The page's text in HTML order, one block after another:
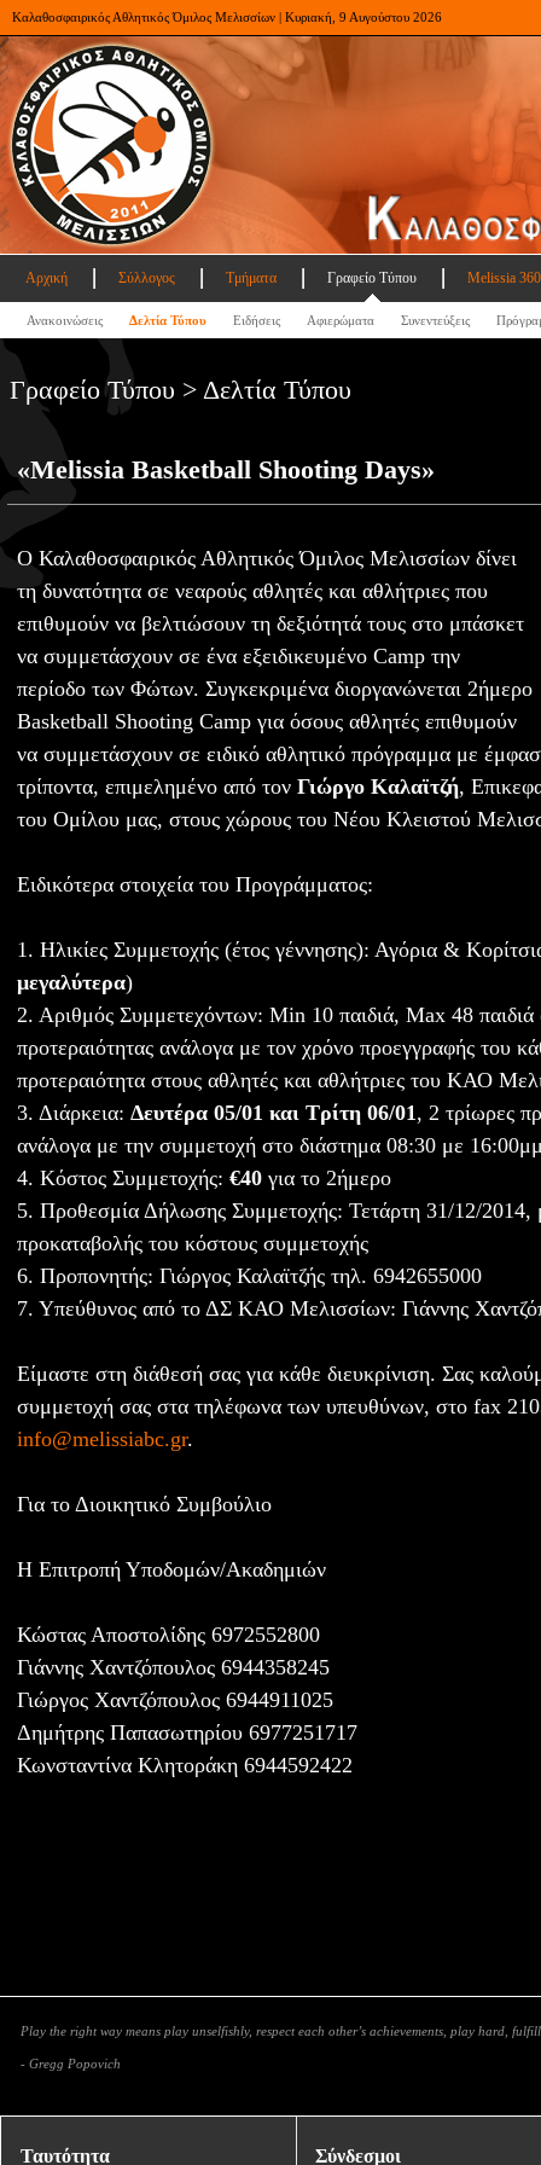
Καλαθοσφαιρικός Αθλητικός Όμιλος Μελισσίων | Κυριακή, 9 Αυγούστου 2026
Αρχική Σύλλογος Τμήματα Γραφείο Τύπου Melissia
Ανακοινώσεις Δελτία Τύπου Ειδήσεις Αφιερώματα Συνεντεύξεις
Γραφείο Τύπου > Δελτία Τύπου
«Melissia Basketball Shooting Days»
Ο Καλαθοσφαιρικός Αθλητικός Όμιλος Μελισσίων δίνει
τη δυνατότητα σε νεαρούς αθλητές και αθλήτριες που
επιθυμούν να βελτιώσουν τη δεξιότητά τους στο μπάσκετ
να συμμετάσχουν σε ένα εξειδικευμένο Camp την
περίοδο των Φώτων. Συγκεκριμένα διοργανώνεται 2ήμερο
Basketball Shooting Camp για όσους αθλητές επιθυμούν
να συμμετάσχουν σε ειδικό αθλητικό πρόγραμμα με
τρίποντα, επιμελημένο από τον Γιώργο Καλαϊτζή,
του Ομίλου μας, στους χώρους του Νέου Κλειστού
Ειδικότερα στοιχεία του Προγράμματος:
1. Ηλικίες Συμμετοχής (έτος γέννησης): Αγόρια &
μεγαλύτερα)
2. Αριθμός Συμμετεχόντων: Min 10 παιδιά, Max 48 παιδιά
προτεραιότητας ανάλογα με τον χρόνο προεγγραφής του
προτεραιότητα στους αθλητές και αθλήτριες του ΚΑΟ
3. Διάρκεια: Δευτέρα 05/01 και Τρίτη 06/01 , 2 τρίωρες
ανάλογα με την συμμετοχή στο διάστημα 08:30 με
4. Κόστος Συμμετοχής: €40 για το 2ήμερο
5. Προθεσμία Δήλωσης Συμμετοχής: Τετάρτη 31/12/2014,
προκαταβολής του κόστους συμμετοχής
6. Προπονητής: Γιώργος Καλαϊτζής τηλ. 6942655000
7. Υπεύθυνος από το ΔΣ ΚΑΟ Μελισσίων: Γιάννης
Είμαστε στη διάθεσή σας για κάθε διευκρίνιση. Σας
συμμετοχή σας στα τηλέφωνα των υπευθύνων, στο fax
info@melissiabc.gr.
Για το Διοικητικό Συμβούλιο
Η Επιτροπή Υποδομών/Ακαδημιών
Κώστας Αποστολίδης 6972552800
Γιάννης Χαντζόπουλος 6944358245
Γιώργος Χαντζόπουλος 6944911025
Δημήτρης Παπασωτηρίου 6977251717
Κωνσταντίνα Κλητοράκη 6944592422
Play the right way means play unselfishly, respect each other’s achievements, play hard,
- Gregg Popovich
Ταυτότητα Σύνδεσμοι